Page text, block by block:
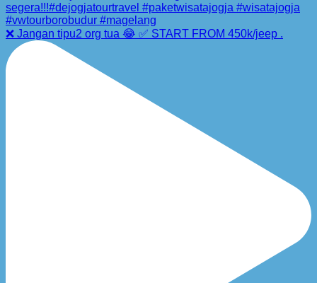
❌ Jangan tipu2 org tua 😂 ✅ START FROM 450k/jeep .